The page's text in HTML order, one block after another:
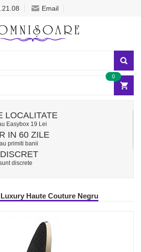
Email
0
LOCALITATE
Easybox 19 Lei
IN 60 ZILE
primiti banii
discrete
Haute Couture Negru